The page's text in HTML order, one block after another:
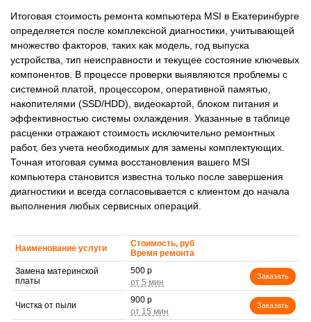
Итоговая стоимость ремонта компьютера MSI в Екатеринбурге
определяется после комплексной диагностики, учитывающей
множество факторов, таких как модель, год выпуска
устройства, тип неисправности и текущее состояние ключевых
компонентов. В процессе проверки выявляются проблемы с
системной платой, процессором, оперативной памятью,
накопителями (SSD/HDD), видеокартой, блоком питания и
эффективностью системы охлаждения. Указанные в таблице
расценки отражают стоимость исключительно ремонтных
работ, без учета необходимых для замены комплектующих.
Точная итоговая сумма восстановления вашего MSI
компьютера становится известна только после завершения
диагностики и всегда согласовывается с клиентом до начала
выполнения любых сервисных операций.
Наименование услуги
Стоимость, руб
Время ремонта
Замена материнской
платы
500 р
Заказать
Чистка от пыли
900 р
Заказать